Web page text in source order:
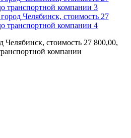
Челябинск, стоимость 27 800,00,
компании